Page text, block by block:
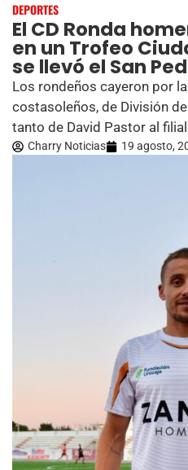
DEPORTES
El CD Ronda
en un Trofeo
se llevó el San
Los rondeños cayeron por
costasoleños, de División
tanto de David Pastor al
Charry Noticias 19 agosto,